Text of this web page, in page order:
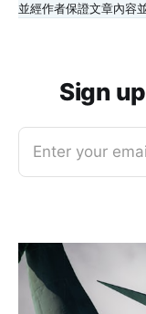
並經作者保證文章內容
Sign
Enter your